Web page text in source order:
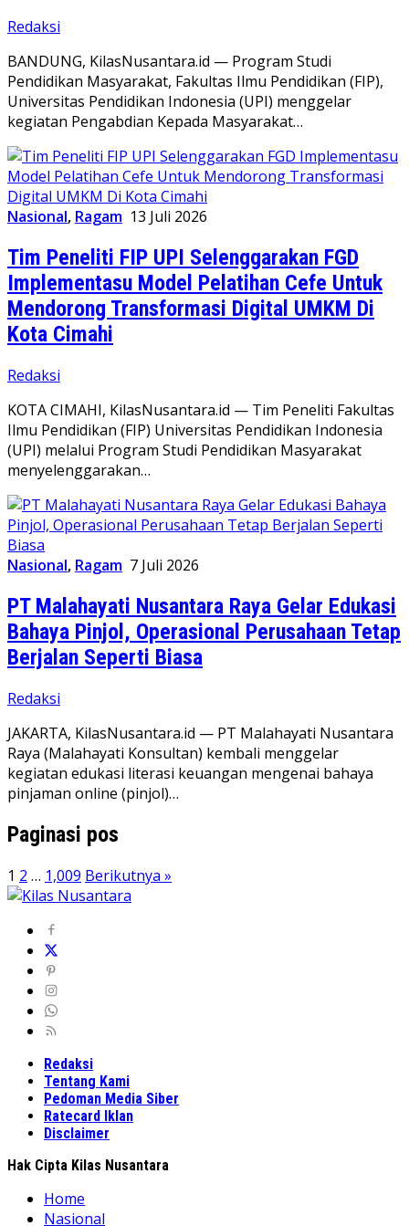
Redaksi
BANDUNG, KilasNusantara.id — Program Studi
Pendidikan Masyarakat, Fakultas Ilmu Pendidikan (FIP),
Universitas Pendidikan Indonesia (UPI) menggelar
kegiatan Pengabdian Kepada Masyarakat…
Nasional, Ragam 13 Juli 2026
Tim Peneliti FIP UPI Selenggarakan FGD
Implementasu Model Pelatihan Cefe Untuk
Mendorong Transformasi Digital UMKM Di
Kota Cimahi
Redaksi
KOTA CIMAHI, KilasNusantara.id — Tim Peneliti Fakultas
Ilmu Pendidikan (FIP) Universitas Pendidikan Indonesia
(UPI) melalui Program Studi Pendidikan Masyarakat
menyelenggarakan…
Nasional, Ragam 7 Juli 2026
PT Malahayati Nusantara Raya Gelar Edukasi
Bahaya Pinjol, Operasional Perusahaan Tetap
Berjalan Seperti Biasa
Redaksi
JAKARTA, KilasNusantara.id — PT Malahayati Nusantara
Raya (Malahayati Konsultan) kembali menggelar
kegiatan edukasi literasi keuangan mengenai bahaya
pinjaman online (pinjol)…
Paginasi pos
1 2 … 1,009 Berikutnya »
Redaksi
Tentang Kami
Pedoman Media Siber
Ratecard Iklan
Disclaimer
Hak Cipta Kilas Nusantara
Home
Nasional